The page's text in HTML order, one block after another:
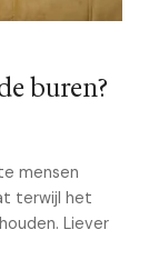
buren?
mensen
terwijl het
Liever